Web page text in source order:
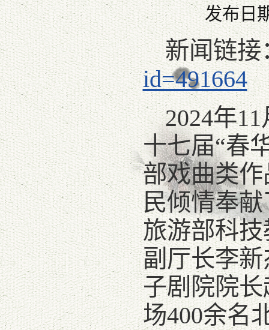
发布日
新闻链接
id=491664
2024年
十七届“春
部戏曲类
民倾情奉
旅游部科
副厅长李
子剧院院
场400余名